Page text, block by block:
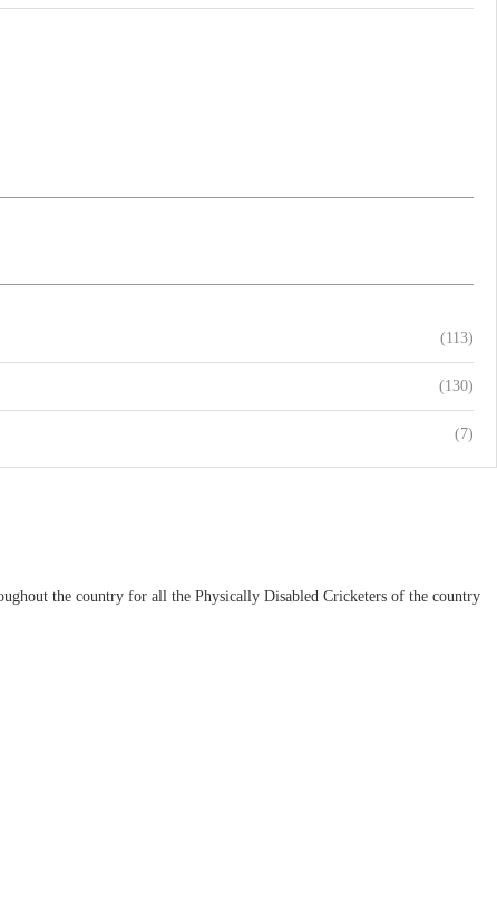
(113)
(130)
(7)
the country for all the Physically Disabled Cricketers of the country